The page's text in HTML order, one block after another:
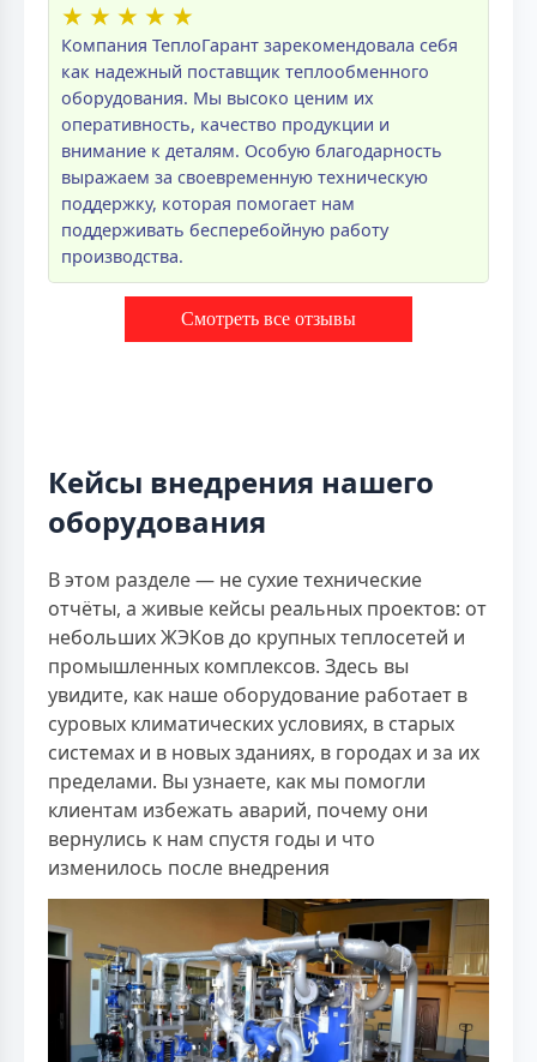
★ ★ ★ ★ ★
Компания ТеплоГарант зарекомендовала себя
как надежный поставщик теплообменного
оборудования. Мы высоко ценим их
оперативность, качество продукции и
внимание к деталям. Особую благодарность
выражаем за своевременную техническую
поддержку, которая помогает нам
поддерживать бесперебойную работу
производства.
Смотреть все отзывы
Кейсы внедрения нашего
оборудования
В этом разделе — не сухие технические
отчёты, а живые кейсы реальных проектов: от
небольших ЖЭКов до крупных теплосетей и
промышленных комплексов. Здесь вы
увидите, как наше оборудование работает в
суровых климатических условиях, в старых
системах и в новых зданиях, в городах и за их
пределами. Вы узнаете, как мы помогли
клиентам избежать аварий, почему они
вернулись к нам спустя годы и что
изменилось после внедрения